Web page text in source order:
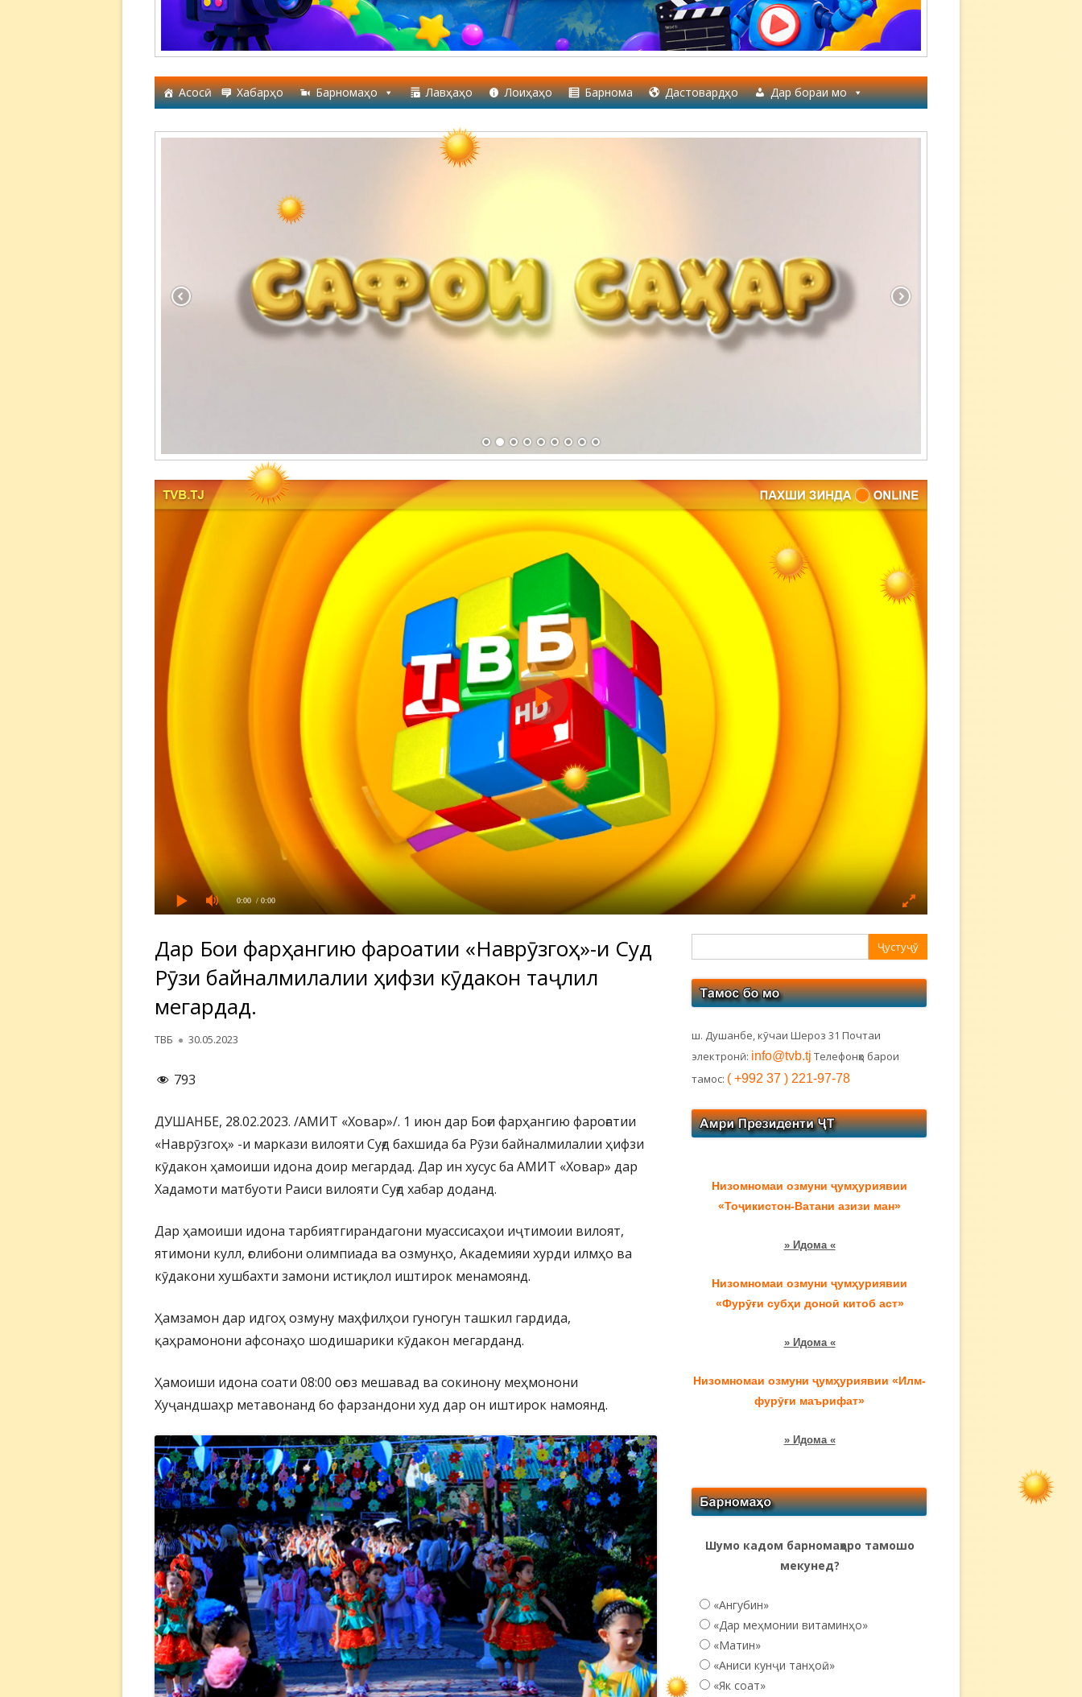
Асосӣ Хабарҳо Барномаҳо Лавҳаҳо Лоиҳаҳо Барнома Дастовардҳо Дар бораи мо
0:00 / 0:00
Дар Боғи фарҳангию фароғатии «Наврӯзгоҳ»-и Суғд
Рӯзи байналмилалии ҳифзи кӯдакон таҷлил
мегардад.
Автор
ТВБ Опубликовано
30.05.2023
793
ДУШАНБЕ, 28.02.2023. /АМИТ «Ховар»/. 1 июн дар Боғи фарҳангию фароғатии
«Наврӯзгоҳ» -и маркази вилояти Суғд бахшида ба Рӯзи байналмилалии ҳифзи
кӯдакон ҳамоиши идона доир мегардад. Дар ин хусус ба АМИТ «Ховар» дар
Хадамоти матбуоти Раиси вилояти Суғд хабар доданд.
Дар ҳамоиши идона тарбиятгирандагони муассисаҳои иҷтимоии вилоят,
ятимони кулл, ғолибони олимпиада ва озмунҳо, Академияи хурди илмҳо ва
кӯдакони хушбахти замони истиқлол иштирок менамоянд.
Ҳамзамон дар идгоҳ озмуну маҳфилҳои гуногун ташкил гардида,
қаҳрамонони афсонаҳо шодишарики кӯдакон мегарданд.
Ҳамоиши идона соати 08:00 оғоз мешавад ва сокинону меҳмонони
Хуҷандшаҳр метавонанд бо фарзандони худ дар он иштирок намоянд.
боковая
ш. Душанбе, кӯчаи Шероз 31 Почтаи
электронӣ: info@tvb.tj Телефонҳо барои
тамос: ( +992 37 ) 221-97-78
Низомномаи озмуни ҷумҳуриявии
«Тоҷикистон-Ватани азизи ман»
» Идома «
Низомномаи озмуни ҷумҳуриявии
«Фурӯғи субҳи доноӣ китоб аст»
» Идома «
Низомномаи озмуни ҷумҳуриявии «Илм-
фурӯғи маърифат»
» Идома «
Шумо кадом барномаҳоро тамошо
мекунед?
«Ангубин»
«Дар меҳмонии витаминҳо»
«Матин»
«Аниси кунҷи танҳоӣ...»
«Як соат»